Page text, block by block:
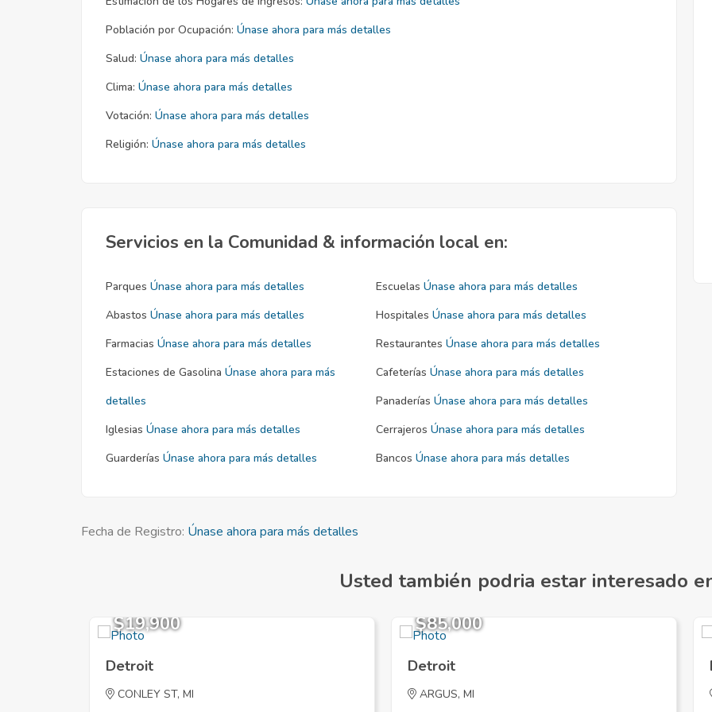
Población por Ocupación: Únase ahora para más detalles
Salud: Únase ahora para más detalles
Clima: Únase ahora para más detalles
Votación: Únase ahora para más detalles
Religión: Únase ahora para más detalles
Servicios en la Comunidad & información local en:
Parques Únase ahora para más detalles Escuelas Únase ahora para más detalles
Abastos Únase ahora para más detalles Hospitales Únase ahora para más detalles
Farmacias Únase ahora para más detalles Restaurantes Únase ahora para más detalles
Estaciones de Gasolina Únase ahora para más
detalles
Cafeterías Únase ahora para más detalles
Panaderías Únase ahora para más detalles
Iglesias Únase ahora para más detalles Cerrajeros Únase ahora para más detalles
Guarderías Únase ahora para más detalles Bancos Únase ahora para más detalles
Fecha de Registro: Únase ahora para más detalles
Usted también podria estar interesado
$19,900
Detroit
CONLEY ST, MI
$85,000
Detroit
ARGUS, MI